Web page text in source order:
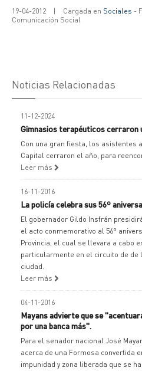
19-04-2012 | Cargada en Sociales -
Comunicación Social
Noticias Relacionadas
11-12-2024
Gimnasios terapéuticos cerraron
Con una gran fiesta, los asistentes
Capital cerraron el año, para
Leer más
16-11-2016
La policía celebra sus 56º
El gobernador Gildo Insfrán
el acto conmemorativo al 56º
Provincia, el cual se llevara a cabo
particularmente en el circuito de de
ciudad.
Leer más
04-11-2016
Mayans advierte que se
por una banca más".
Para el senador nacional José
acerca de una Formosa convertida
impunidad y zona liberada que se